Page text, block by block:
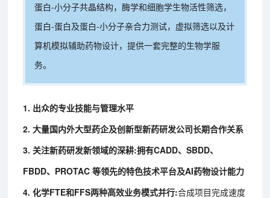
蛋白-小分子共晶结构，酶学和细胞学生物活性筛选，
蛋白-蛋白及蛋白-小分子亲合力测试，虚拟筛选以及计
算机模拟辅助药物设计，提供一套完整的生物学服
务。
1. 出众的专业技能与管理水平
2. 大量国内外大型药企及创新型新药研发公司长期合作关系
3. 关注新药研发新领域的深耕:拥有CADD、SBDD、
FBDD、PROTAC 等领先的特色技术平台及AI药物设计能力
4. 化学FTE和FFS两种高效业务模式并行:合成项目完成速度